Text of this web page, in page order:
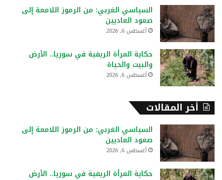
السياسي الغربي: من الرموز اللامعة إلى
صعود العاديين
أغسطس 6, 2026
حكاية المرأة الريفية في سوريا.. الأرض
والبيت والحياة
أغسطس 6, 2026
أخر المقالات
السياسي الغربي: من الرموز اللامعة إلى
صعود العاديين
أغسطس 6, 2026
حكاية المرأة الريفية في سوريا.. الأرض